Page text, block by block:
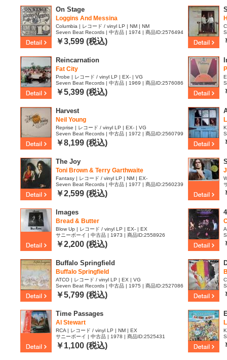
On Stage
Loggins And Messina
Columbia | レコード / vinyl LP | NM | NM
Seven Beat Records | 中古品 | 1974 | 商品ID:2576494
￥3,599 (税込)
Reincarnation
Fat City
Probe | レコード / vinyl LP | EX- | VG
Seven Beat Records | 中古品 | 1969 | 商品ID:2576086
￥5,399 (税込)
Harvest
Neil Young
Reprise | レコード / vinyl LP | EX- | VG
Seven Beat Records | 中古品 | 1972 | 商品ID:2560799
￥8,199 (税込)
The Joy
Toni Brown & Terry Garthwaite
Fantasy | レコード / vinyl LP | NM | EX-
Seven Beat Records | 中古品 | 1977 | 商品ID:2560239
￥2,599 (税込)
Images
Bread & Butter
Blow Up | レコード / vinyl LP | EX- | EX
サニーボーイ | 中古品 | 1973 | 商品ID:2558926
￥2,200 (税込)
Buffalo Springfield
Buffalo Springfield
ATCO | レコード / vinyl LP | EX | VG
Seven Beat Records | 中古品 | 1975 | 商品ID:2527086
￥5,799 (税込)
Time Passages
Al Stewart
RCA | レコード / vinyl LP | NM | EX
サニーボーイ | 中古品 | 1978 | 商品ID:2525431
￥1,100 (税込)